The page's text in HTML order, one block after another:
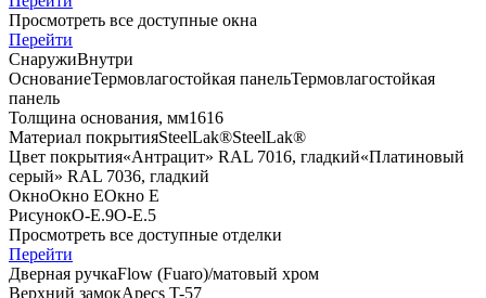
Просмотреть все доступные окна
Перейти
СнаружиВнутри
ОснованиеТермовлагостойкая панельТермовлагостойкая
панель
Толщина основания, мм1616
Материал покрытияSteelLak®SteelLak®
Цвет покрытия«Антрацит» RAL 7016, гладкий«Платиновый
серый» RAL 7036, гладкий
ОкноОкно ЕОкно Е
РисунокO-E.9O-E.5
Просмотреть все доступные отделки
Перейти
Дверная ручкаFlоw (Fuaro)/матовый хром
Верхний замокApecs T-57